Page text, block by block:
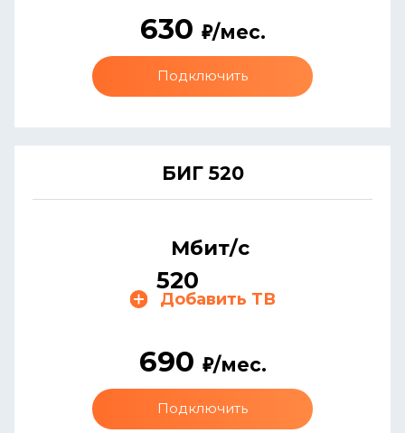
630 /мес.
Подключить
БИГ 520
520
Мбит/с
Добавить ТВ
690 /мес.
Подключить